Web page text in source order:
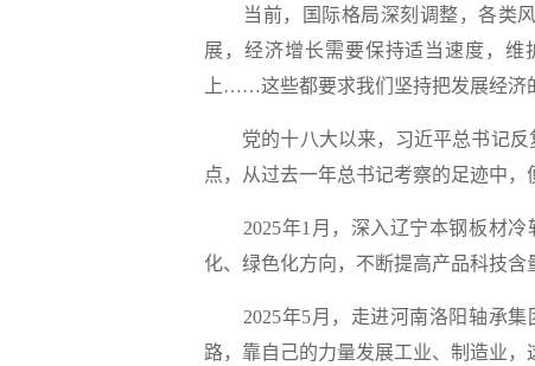
当前，国际格局深刻调整，各类风
展，经济增长需要保持适当速度，
上……这些都要求我们坚持把发展经济
党的十八大以来，习近平总书记反
点，从过去一年总书记考察的足迹中，
2025年1月，深入辽宁本钢板材冷
化、绿色化方向，不断提高产品科技含
2025年5月，走进河南洛阳轴承集
路，靠自己的力量发展工业、制造业，